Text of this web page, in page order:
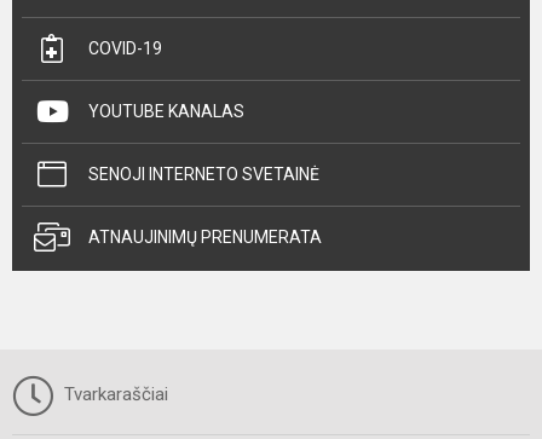
COVID-19
YOUTUBE KANALAS
SENOJI INTERNETO SVETAINĖ
ATNAUJINIMŲ PRENUMERATA
Tvarkaraščiai